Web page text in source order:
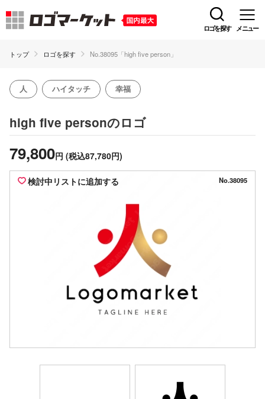
ロゴを探す メニュー
トップ ロゴを探す No.38095「high five person」
人 ハイタッチ 幸福
high five personのロゴ
79,800円 (税込87,780円)
検討中リストに追加する No.38095